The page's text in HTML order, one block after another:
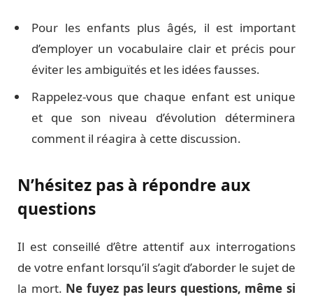
Pour les enfants plus âgés, il est important
d’employer un vocabulaire clair et précis pour
éviter les ambiguïtés et les idées fausses.
Rappelez-vous que chaque enfant est unique
et que son niveau d’évolution déterminera
comment il réagira à cette discussion.
N’hésitez pas à répondre aux
questions
Il est conseillé d’être attentif aux interrogations
de votre enfant lorsqu’il s’agit d’aborder le sujet de
la mort. Ne fuyez pas leurs questions, même si